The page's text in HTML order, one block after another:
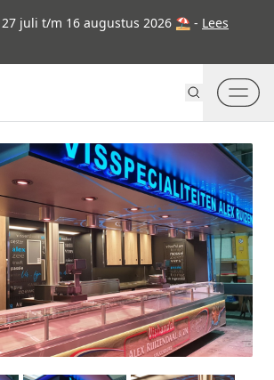
juli t/m 16 augustus 2026 ⛱ - Lees